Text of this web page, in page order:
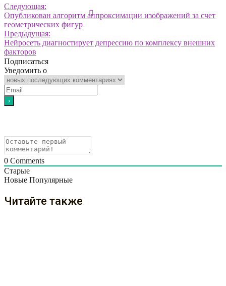
Следующая:
Опубликован алгоритм аппроксимации изображений за счет
геометрических фигур
Предыдущая:
Нейросеть диагностирует депрессию по комплексу внешних
факторов
Подписаться
Уведомить о
0 Comments
Старые
Новые Популярные
Читайте также